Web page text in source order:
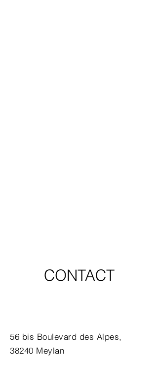
CONTACT
56 bis Boulevard des Alpes,
38240 Meylan